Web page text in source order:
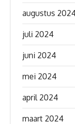
augustus
juli 2024
juni 2024
mei 2024
april 2024
maart 2024